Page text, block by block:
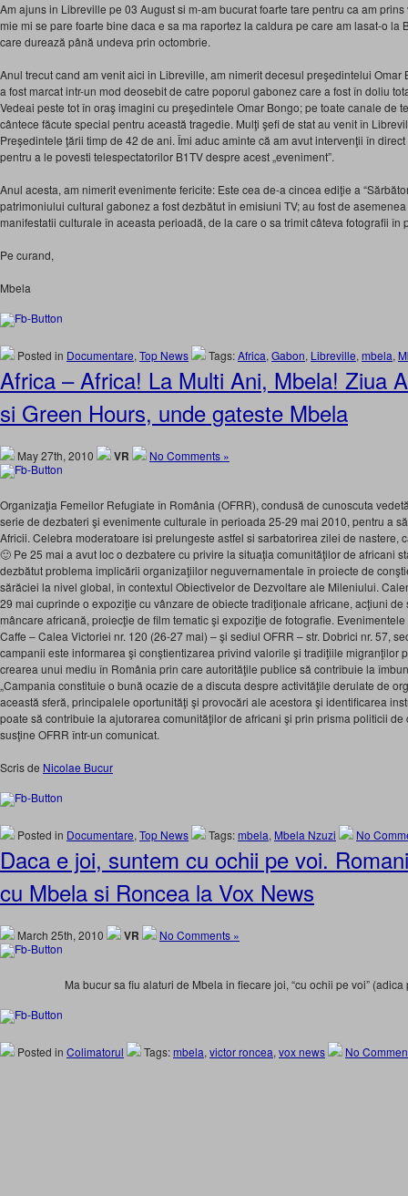
Am ajuns in Libreville pe 03 August si m-am bucurat foarte tare pentru ca am
mie mi se pare foarte bine daca e sa ma raportez la caldura pe care am lasat-o la
care durează până undeva prin octombrie.
Anul trecut cand am venit aici in Libreville, am nimerit decesul preşedintelui Omar
a fost marcat intr-un mod deosebit de catre poporul gabonez care a fost în doliu
Vedeai peste tot în oraş imagini cu preşedintele Omar Bongo; pe toate canale de
cântece făcute special pentru această tragedie. Mulţi şefi de stat au venit în
Preşedintele ţării timp de 42 de ani. Îmi aduc aminte că am avut intervenţii în
pentru a le povesti telespectatorilor B1TV despre acest „eveniment”.
Anul acesta, am nimerit evenimente fericite: Este cea de-a cincea ediţie a
patrimoniului cultural gabonez a fost dezbătut în emisiuni TV; au fost de
manifestatii culturale în aceasta perioadă, de la care o sa trimit câteva fotografii în
Pe curand,
Mbela
Posted in Documentare, Top News Tags:Africa, Gabon, Libreville, mbela,
Africa – Africa! La Multi Ani, Mbela! Ziua
si Green Hours, unde gateste Mbela
May 27th, 2010 VR No Comments »
Organizaţia Femeilor Refugiate în România (OFRR), condusă de cunoscuta
serie de dezbateri şi evenimente culturale în perioada 25-29 mai 2010, pentru a
Africii. Celebra moderatoare isi prelungeste astfel si sarbatorirea zilei de nastere,
🙂 Pe 25 mai a avut loc o dezbatere cu privire la situaţia comunităţilor de africani
dezbătut problema implicării organizaţiilor neguvernamentale în proiecte de
sărăciei la nivel global, în contextul Obiectivelor de Dezvoltare ale Mileniului.
29 mai cuprinde o expoziţie cu vânzare de obiecte tradiţionale africane, acţiuni de
mâncare africană, proiecţie de film tematic şi expoziţie de fotografie.
Caffe – Calea Victoriei nr. 120 (26-27 mai) – şi sediul OFRR – str. Dobrici nr. 57,
campanii este informarea şi conştientizarea privind valorile şi tradiţiile migranţilor
crearea unui mediu în România prin care autorităţile publice să contribuie la
„Campania constituie o bună ocazie de a discuta despre activităţile derulate de
această sferă, principalele oportunităţi şi provocări ale acestora şi identificarea
poate să contribuie la ajutorarea comunităţilor de africani şi prin prisma politicii de
susţine OFRR într-un comunicat.
Scris de Nicolae Bucur
Posted in Documentare, Top News Tags:mbela, Mbela Nzuzi No
Daca e joi, suntem cu ochii pe voi.
cu Mbela si Roncea la Vox News
March 25th, 2010 VR No Comments »
Ma bucur sa fiu alaturi de Mbela in fiecare joi, “cu ochii pe voi” (adica
Posted in Colimatorul Tags:mbela, victor roncea, vox news No